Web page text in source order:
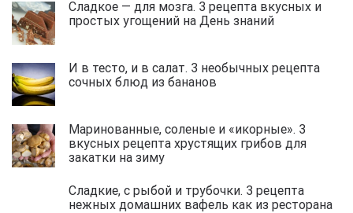
Сладкое — для мозга. 3 рецепта вкусных и
простых угощений на День знаний
И в тесто, и в салат. 3 необычных рецепта
сочных блюд из бананов
Маринованные, соленые и «икорные». 3
вкусных рецепта хрустящих грибов для
закатки на зиму
Сладкие, с рыбой и трубочки. 3 рецепта
нежных домашних вафель как из ресторана